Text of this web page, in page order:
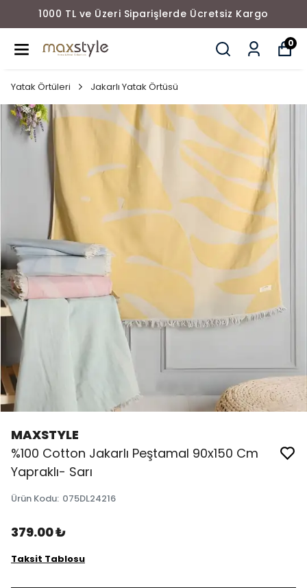
1000 TL ve Üzeri Siparişlerde Ücretsiz Kargo
0
Yatak Örtüleri Jakarlı Yatak Örtüsü
MAXSTYLE
%100 Cotton Jakarlı Peştamal 90x150 Cm
Yapraklı- Sarı
Ürün Kodu: 075DL24216
379.00 ₺
Taksit Tablosu